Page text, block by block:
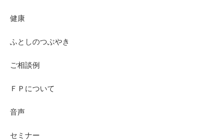
健康
ふとしのつぶやき
ご相談例
ＦＰについて
音声
セミナー